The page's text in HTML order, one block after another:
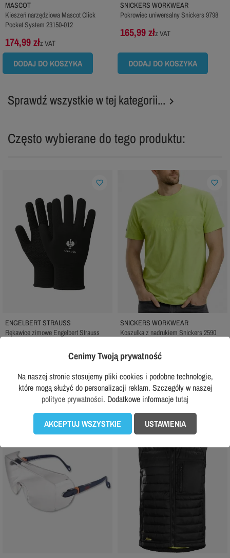
MASCOT
Kieszeń narzędziowa Mascot Click
Pocket System 23150-012
174,99 złz VAT
DODAJ DO KOSZYKA
SNICKERS WORKWEAR
Pokrowiec uniwersalny Snickers 9798
165,99 złz VAT
DODAJ DO KOSZYKA
Sprawdź wszystkie w tej kategorii... 
Często wybierane do tego produktu:
ENGELBERT STRAUSS
Rękawice zimowe Engelbert Strauss
DODAJ DO KOSZYKA
favorite_border
SNICKERS WORKWEAR
Koszulka z nadrukiem Snickers 2590
61,99 złz VAT
DODAJ DO KOSZYKA
favorite_border
favorite_border
Cenimy Twoją prywatność
Na naszej stronie stosujemy pliki cookies i podobne technologie,
które mogą służyć do personalizacji reklam. Szczegóły w naszej
polityce prywatności. Dodatkowe informacjetutaj
AKCEPTUJ WSZYSTKIE USTAWIENIA